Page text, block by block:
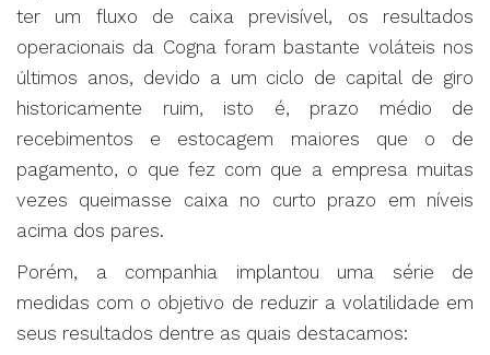
ter um fluxo de caixa previsível, os resultados
operacionais da Cogna foram bastante voláteis nos
últimos anos, devido a um ciclo de capital de giro
historicamente ruim, isto é, prazo médio de
recebimentos e estocagem maiores que o de
pagamento, o que fez com que a empresa muitas
vezes queimasse caixa no curto prazo em níveis
acima dos pares.
Porém, a companhia implantou uma série de
medidas com o objetivo de reduzir a volatilidade em
seus resultados dentre as quais destacamos: